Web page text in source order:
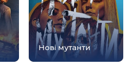
Нові мутанти